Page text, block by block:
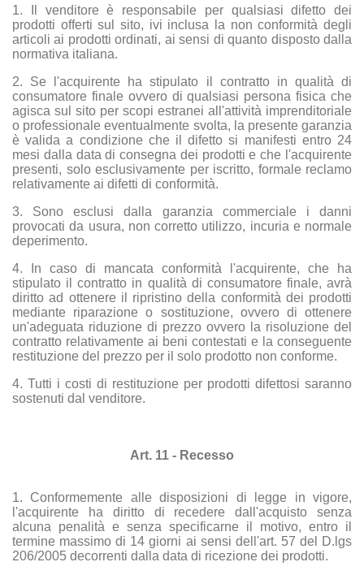
1. Il venditore è responsabile per qualsiasi difetto dei
prodotti offerti sul sito, ivi inclusa la non conformità degli
articoli ai prodotti ordinati, ai sensi di quanto disposto dalla
normativa italiana.
2. Se l'acquirente ha stipulato il contratto in qualità di
consumatore finale ovvero di qualsiasi persona fisica che
agisca sul sito per scopi estranei all'attività imprenditoriale
o professionale eventualmente svolta, la presente garanzia
è valida a condizione che il difetto si manifesti entro 24
mesi dalla data di consegna dei prodotti e che l'acquirente
presenti, solo esclusivamente per iscritto, formale reclamo
relativamente ai difetti di conformità.
3. Sono esclusi dalla garanzia commerciale i danni
provocati da usura, non corretto utilizzo, incuria e normale
deperimento.
4. In caso di mancata conformità l'acquirente, che ha
stipulato il contratto in qualità di consumatore finale, avrà
diritto ad ottenere il ripristino della conformità dei prodotti
mediante riparazione o sostituzione, ovvero di ottenere
un'adeguata riduzione di prezzo ovvero la risoluzione del
contratto relativamente ai beni contestati e la conseguente
restituzione del prezzo per il solo prodotto non conforme.
4. Tutti i costi di restituzione per prodotti difettosi saranno
sostenuti dal venditore.
Art. 11 - Recesso
1. Conformemente alle disposizioni di legge in vigore,
l'acquirente ha diritto di recedere dall'acquisto senza
alcuna penalità e senza specificarne il motivo, entro il
termine massimo di 14 giorni ai sensi dell'art. 57 del D.lgs
206/2005 decorrenti dalla data di ricezione dei prodotti.